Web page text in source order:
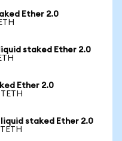
Ether 2.0
staked Ether 2.0
Ether 2.0
staked Ether 2.0